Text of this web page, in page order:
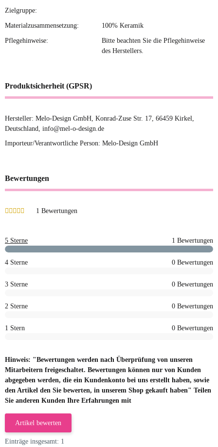
Zielgruppe:
Materialzusammensetzung: 100% Keramik
Pflegehinweise:
Bitte beachten Sie die Pflegehinweise
des Herstellers.
Produktsicherheit (GPSR)
Hersteller: Melo-Design GmbH, Konrad-Zuse Str. 17, 66459 Kirkel,
Deutschland, info@mel-o-design.de
Importeur/Verantwortliche Person: Melo-Design GmbH
Bewertungen
1 Bewertungen
5 Sterne 1 Bewertungen
4 Sterne 0 Bewertungen
3 Sterne 0 Bewertungen
2 Sterne 0 Bewertungen
1 Stern 0 Bewertungen
Hinweis: "Bewertungen werden nach Überprüfung von unseren
Mitarbeitern freigeschaltet. Bewertungen können nur von Kunden
abgegeben werden, die ein Kundenkonto bei uns erstellt haben, sowie
den Artikel den Sie bewerten, in unserem Shop gekauft haben" Teilen
Sie anderen Kunden Ihre Erfahrungen mit
Artikel bewerten
Einträge insgesamt: 1